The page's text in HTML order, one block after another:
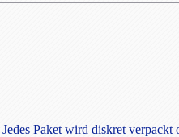
Jedes Paket wird diskret